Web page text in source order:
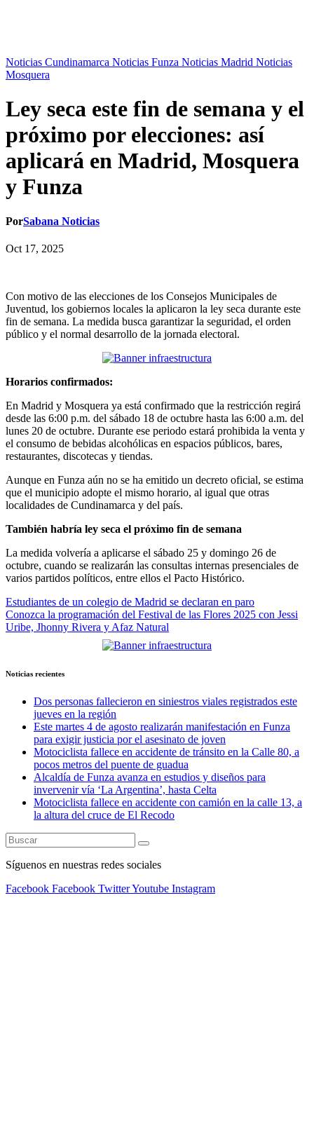
Noticias Cundinamarca Noticias Funza Noticias Madrid Noticias
Mosquera
Ley seca este fin de semana y el
próximo por elecciones: así
aplicará en Madrid, Mosquera
y Funza
PorSabana Noticias
Oct 17, 2025
Con motivo de las elecciones de los Consejos Municipales de
Juventud, los gobiernos locales la aplicaron la ley seca durante este
fin de semana. La medida busca garantizar la seguridad, el orden
público y el normal desarrollo de la jornada electoral.
Horarios confirmados:
En Madrid y Mosquera ya está confirmado que la restricción regirá
desde las 6:00 p.m. del sábado 18 de octubre hasta las 6:00 a.m. del
lunes 20 de octubre. Durante ese periodo estará prohibida la venta y
el consumo de bebidas alcohólicas en espacios públicos, bares,
restaurantes, discotecas y tiendas.
Aunque en Funza aún no se ha emitido un decreto oficial, se estima
que el municipio adopte el mismo horario, al igual que otras
localidades de Cundinamarca y del país.
También habría ley seca el próximo fin de semana
La medida volvería a aplicarse el sábado 25 y domingo 26 de
octubre, cuando se realizarán las consultas internas presenciales de
varios partidos políticos, entre ellos el Pacto Histórico.
Navegación
de
Estudiantes de un colegio de Madrid se declaran en paro
Conozca la programación del Festival de las Flores 2025 con Jessi
Uribe, Jhonny Rivera y Afaz Natural
Noticias recientes
Dos personas fallecieron en siniestros viales registrados este
jueves en la región
Este martes 4 de agosto realizarán manifestación en Funza
para exigir justicia por el asesinato de joven
Motociclista fallece en accidente de tránsito en la Calle 80, a
pocos metros del puente de guadua
Alcaldía de Funza avanza en estudios y diseños para
invervenir vía ‘La Argentina’, hasta Celta
Motociclista fallece en accidente con camión en la calle 13, a
la altura del cruce de El Recodo
Síguenos en nuestras redes sociales
Facebook Facebook TwitterYoutube Instagram